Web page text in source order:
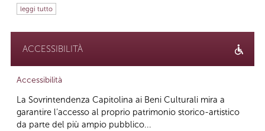
leggi tutto
ACCESSIBILITÀ
Accessibilità
La Sovrintendenza Capitolina ai Beni Culturali mira a
garantire l’accesso al proprio patrimonio storico-artistico
da parte del più ampio pubblico...